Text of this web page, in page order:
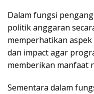
Dalam fungsi
politik anggaran
memperhatikan
dan impact agar
memberikan manfaat
Sementara dalam